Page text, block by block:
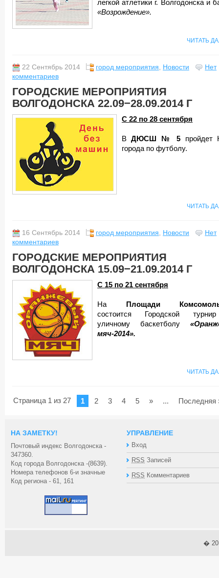
легкой атлетики г. Волгодонска и
«Возрождение».
ЧИТАТЬ
22 Сентябрь 2014 город мероприятия, Новости
Нет
комментариев
ГОРОДСКИЕ МЕРОПРИЯТИЯ
ВОЛГОДОНСКА 22.09−28.09.2014 Г
С 22 по 28 сентября
ВДЮСШ № 5 пройдет
города по футболу.
ЧИТАТЬ
16 Сентябрь 2014 город мероприятия, Новости
Нет
комментариев
ГОРОДСКИЕ МЕРОПРИЯТИЯ
ВОЛГОДОНСКА 15.09−21.09.2014 Г
С 15 по 21 сентября
На
Площади
состоится Городской
уличному баскетболу
мяч-2014».
ЧИТАТЬ
Страница 1 из 27 1 2 3 4 5 » ... Последняя
НА ЗАМЕТКУ!
Почтовый индекс Волгодонска -
347360.
Код города Волгодонска -(8639).
Номера телефонов 6-и значные
Код региона - 61, 161
УПРАВЛЕНИЕ
Вход
RSS Записей
RSS Комментариев
�